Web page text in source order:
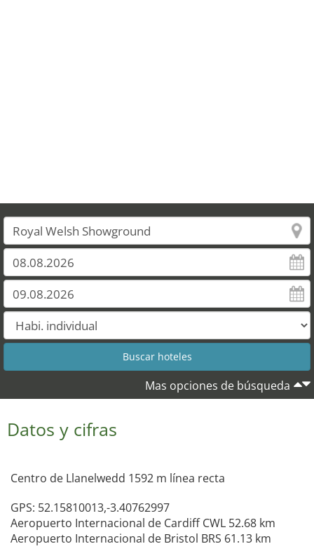
Mas opciones de búsqueda
Datos y cifras
Centro de Llanelwedd 1592 m línea recta
GPS: 52.15810013,-3.40762997
Aeropuerto Internacional de Cardiff CWL 52.68 km
Aeropuerto Internacional de Bristol BRS 61.13 km